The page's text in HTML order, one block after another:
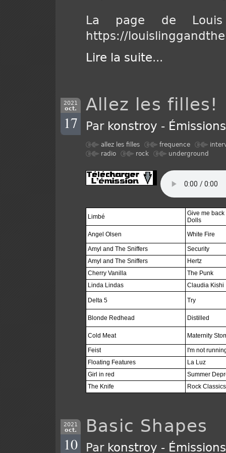
La page de
https://
Lire la suite...
2021
oct.
17
Allez les filles!
Par konstroy -
allez les filles frequence
radio
rock underground
Limbé
Give me back
Dolls
Angel Olsen
White Fire
Amyl and The Sniffers
Security
Amyl and The Sniffers
Hertz
Cherry Vanilla
The Punk
Linda Lindas
Claudia Kishi
Delta 5 Try
Blonde Redhead Distilled
Cold Meat Maternity
Feist
I'm not
Floating Features
La Luz
Girl in red
Summer
The Knife
Rock Classics
2021
oct.
10
Basic Shapes
Par konstroy -